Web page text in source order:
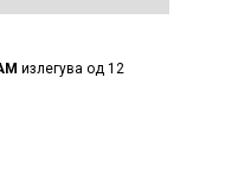
излегува од 12